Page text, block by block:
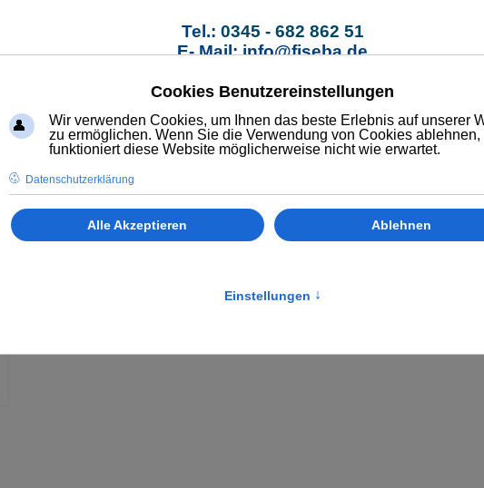
Tel.: 0345 - 682 862 51
E- Mail: info@fiseba.de
Versicherungen
hier vergleichen
Service / Kontakt
hier anfragen
Kunden-Depot
hier kostenfrei nutzen
aus Hannover am 31.03.2016
Es wird immer gemeinsam nach der besten Lösung geschaut. Absolut